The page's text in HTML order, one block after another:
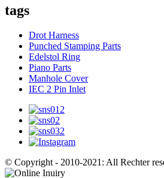
tags
Drot Harness
Punched Stamping Parts
Edelstol Ring
Piano Parts
Manhole Cover
IEC 2 Pin Inlet
© Copyright - 2010-2021: All Rechter